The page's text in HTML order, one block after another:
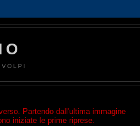
Partendo dall'ultima immagine
iniziate le prime riprese.